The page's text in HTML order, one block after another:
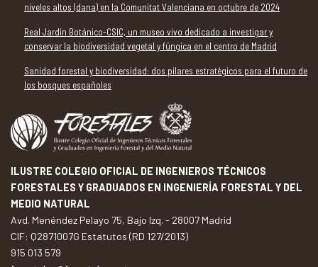
niveles altos (dana) en la Comunitat Valenciana en octubre de 2024
Real Jardín Botánico-CSIC, un museo vivo dedicado a investigar y
conservar la biodiversidad vegetal y fúngica en el centro de Madrid
Sanidad forestal y biodiversidad: dos pilares estratégicos para el futuro de
los bosques españoles
ILUSTRE COLEGIO OFICIAL DE INGENIEROS TÉCNICOS
FORESTALES Y GRADUADOS EN INGENIERÍA FORESTAL Y DEL
MEDIO NATURAL
Avd. Menéndez Pelayo 75, Bajo Izq. - 28007 Madrid
CIF: Q2871007G Estatutos (RD 127/2013)
915 013 579